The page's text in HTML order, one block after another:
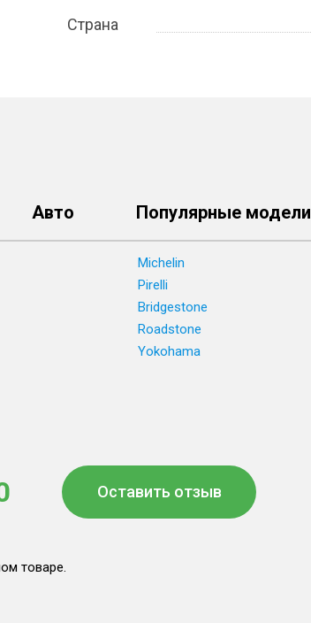
Страна
Авто Популярные модели
Michelin
Pirelli
Bridgestone
Roadstone
Yokohama
Оставить отзыв
товаре.